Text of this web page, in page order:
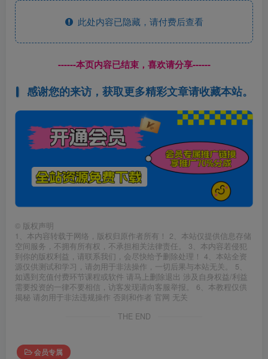
此处内容已隐藏，请付费后查看
------本页内容已结束，喜欢请分享------
感谢您的来访，获取更多精彩文章请收藏本站。
© 版权声明
1、本内容转载于网络，版权归原作者所有！ 2、本站仅提供信息存储
空间服务，不拥有所有权，不承担相关法律责任。 3、本内容若侵犯
到你的版权利益，请联系我们，会尽快给予删除处理！ 4、本站全资
源仅供测试和学习，请勿用于非法操作，一切后果与本站无关。 5、
如遇到充值付费环节课程或软件 请马上删除退出 涉及自身权益/利益
需要投资的一律不要相信，访客发现请向客服举报。 6、本教程仅供
揭秘 请勿用于非法违规操作 否则和作者 官网 无关
THE END
会员专属